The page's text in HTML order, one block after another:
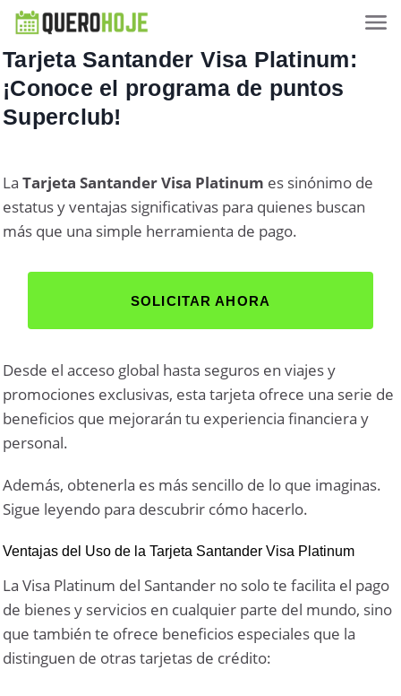
Tarjeta Santander Visa Platinum:
¡Conoce el programa de puntos
Superclub!
LaTarjeta Santander Visa Platinum es sinónimo de
estatus y ventajas significativas para quienes buscan
más que una simple herramienta de pago.
SOLICITAR AHORA
Desde el acceso global hasta seguros en viajes y
promociones exclusivas, esta tarjeta ofrece una serie de
beneficios que mejorarán tu experiencia financiera y
personal.
Además, obtenerla es más sencillo de lo que imaginas.
Sigue leyendo para descubrir cómo hacerlo.
Ventajas del Uso de la Tarjeta Santander Visa Platinum
La Visa Platinum del Santander no solo te facilita el pago
de bienes y servicios en cualquier parte del mundo, sino
que también te ofrece beneficios especiales que la
distinguen de otras tarjetas de crédito: